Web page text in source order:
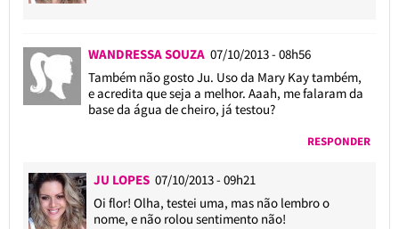
WANDRESSA SOUZA 07/10/2013 - 08h56
Também não gosto Ju. Uso da Mary Kay também,
e acredita que seja a melhor. Aaah, me falaram da
base da água de cheiro, já testou?
RESPONDER
JU LOPES 07/10/2013 - 09h21
Oi flor! Olha, testei uma, mas não lembro o
nome, e não rolou sentimento não!